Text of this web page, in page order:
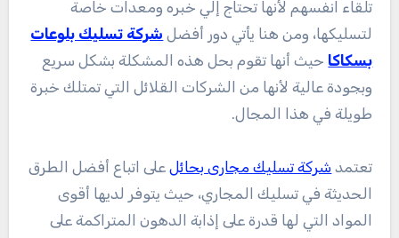
تلقاء انفسهم لأنها تحتاج إلي خبره ومعدات خاصة
لتسليكها، ومن هنا يأتي دور أفضل شركة تسليك بلوعات
بسكاكا حيث أنها تقوم بحل هذه المشكلة بشكل سريع
وبجودة عالية لأنها من الشركات القلائل التي تمتلك خبرة
طويلة في هذا المجال.
تعتمد شركة تسليك مجارى بحائلعلى اتباع أفضل الطرق
الحديثة في تسليك المجاري، حيث يتوفر لديها أقوى
المواد التي لها قدرة على إذابة الدهون المتراكمة على